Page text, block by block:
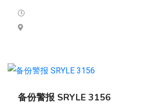
备份警报 SRYLE 3156